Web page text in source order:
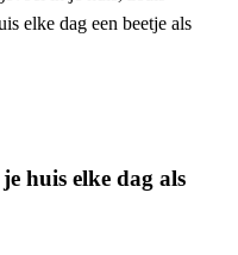
elke dag een beetje als
huis elke dag als